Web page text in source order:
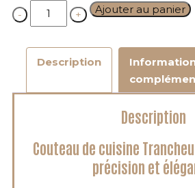
Quantity Ajouter au panier
Description
Description
Couteau de cuisine
précision et